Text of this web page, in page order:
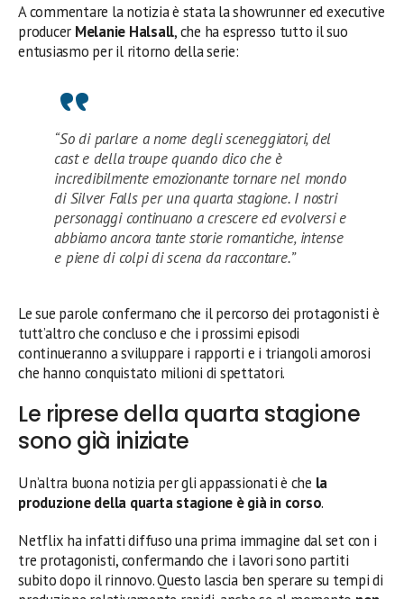
A commentare la notizia è stata la showrunner ed executive
producer Melanie Halsall, che ha espresso tutto il suo
entusiasmo per il ritorno della serie:
“So di parlare a nome degli sceneggiatori, del
cast e della troupe quando dico che è
incredibilmente emozionante tornare nel mondo
di Silver Falls per una quarta stagione. I nostri
personaggi continuano a crescere ed evolversi e
abbiamo ancora tante storie romantiche, intense
e piene di colpi di scena da raccontare.”
Le sue parole confermano che il percorso dei protagonisti è
tutt’altro che concluso e che i prossimi episodi
continueranno a sviluppare i rapporti e i triangoli amorosi
che hanno conquistato milioni di spettatori.
Le riprese della quarta stagione
sono già iniziate
Un’altra buona notizia per gli appassionati è che la
produzione della quarta stagione è già in corso.
Netflix ha infatti diffuso una prima immagine dal set con i
tre protagonisti, confermando che i lavori sono partiti
subito dopo il rinnovo. Questo lascia ben sperare su tempi di